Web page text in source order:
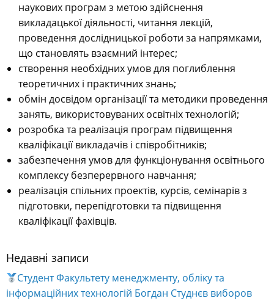
наукових програм з метою здійснення
викладацької діяльності, читання лекцій,
проведення дослідницької роботи за напрямками,
що становлять взаємний інтерес;
створення необхідних умов для поглиблення
теоретичних і практичних знань;
обмін досвідом організації та методики проведення
занять, використовуваних освітніх технологій;
розробка та реалізація програм підвищення
кваліфікації викладачів і співробітників;
забезпечення умов для функціонування освітнього
комплексу безперервного навчання;
реалізація спільних проектів, курсів, семінарів з
підготовки, перепідготовки та підвищення
кваліфікації фахівців.
Недавні записи
Студент Факультету менеджменту, обліку та
інформаційних технологій Богдан Студнєв виборов